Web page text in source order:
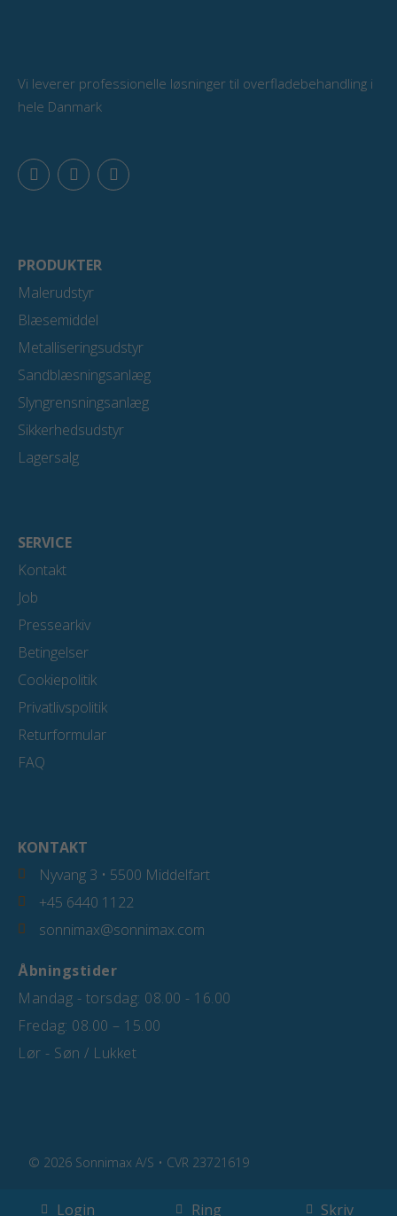
Login Ring Skriv
Vi leverer professionelle løsninger til overfladebehandling i
hele Danmark
F
a
c
o
k
L
i
n
i
n
Y
o
u
PRODUKTER
Malerudstyr
Blæsemiddel
Metalliseringsudstyr
Sandblæsningsanlæg
Slyngrensningsanlæg
Sikkerhedsudstyr
Lagersalg
SERVICE
Kontakt
Job
Pressearkiv
Betingelser
Cookiepolitik
Privatlivspolitik
Returformular
FAQ
KONTAKT
Nyvang 3 • 5500 Middelfart
+45 6440 1122
sonnimax@sonnimax.com
Åbningstider
Mandag - torsdag: 08.00 - 16.00
Fredag: 08.00 – 15.00
Lør - Søn / Lukket
© 2026 Sonnimax A/S • CVR 23721619
Cookiepolitik Privatlivspolitik